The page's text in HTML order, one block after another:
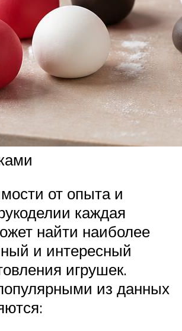
от опыта и
каждая
найти наиболее
и интересный
игрушек.
из данных